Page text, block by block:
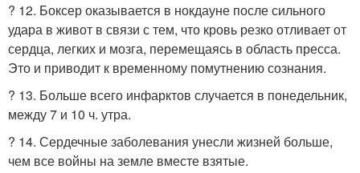
? 12. Боксер оказывается в нокдауне после сильного
удара в живот в связи с тем, что кровь резко отливает от
сердца, легких и мозга, перемещаясь в область пресса.
Это и приводит к временному помутнению сознания.
? 13. Больше всего инфарктов случается в понедельник,
между 7 и 10 ч. утра.
? 14. Сердечные заболевания унесли жизней больше,
чем все войны на земле вместе взятые.